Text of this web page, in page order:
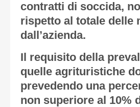
contratti di soccida,
rispetto al totale delle
dall’azienda.
Il requisito della
quelle agrituristiche
prevedendo una
non superiore al 10%